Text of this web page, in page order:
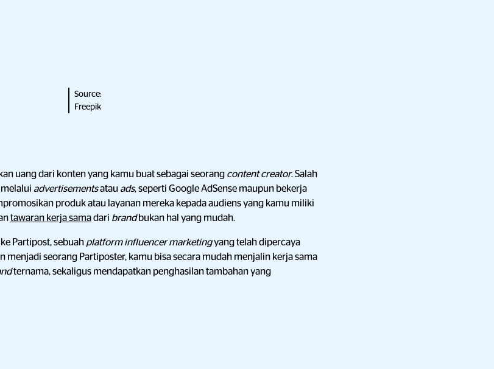
Source:
Freepik
uang dari konten yang kamu buat sebagai seorang content creator. Salah
advertisementsatau ads, seperti Google AdSense maupun bekerja
produk atau layanan mereka kepada audiens yang kamu miliki
tawaran kerja samadari brandbukan hal yang mudah.
ke Partipost, sebuah platform influencer marketingyang telah dipercaya
menjadi seorang Partiposter, kamu bisa secara mudah menjalin kerja sama
ternama, sekaligus mendapatkan penghasilan tambahan yang